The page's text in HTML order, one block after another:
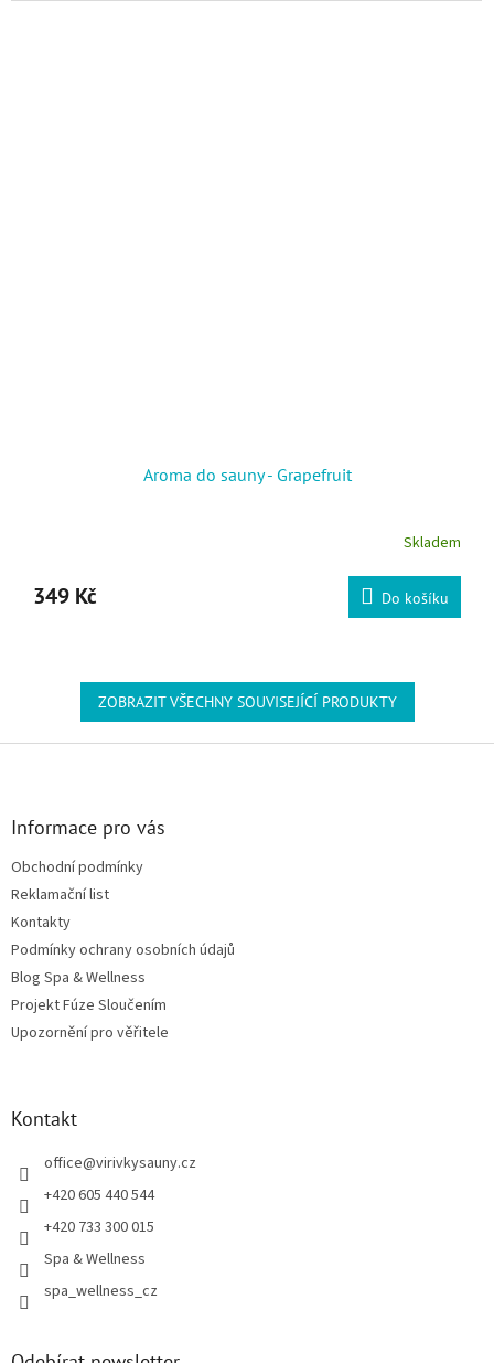
Aroma do sauny - Grapefruit
Skladem
349 Kč Do košíku
ZOBRAZIT VŠECHNY SOUVISEJÍCÍ PRODUKTY
Zápatí
Informace pro vás
Obchodní podmínky
Reklamační list
Kontakty
Podmínky ochrany osobních údajů
Blog Spa & Wellness
Projekt Fúze Sloučením
Upozornění pro věřitele
Kontakt
office@virivkysauny.cz
+420 605 440 544
+420 733 300 015
Spa & Wellness
spa_wellness_cz